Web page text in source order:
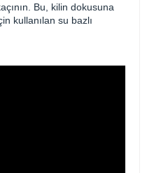
Bu, kilin dokusuna
kullanılan su bazlı